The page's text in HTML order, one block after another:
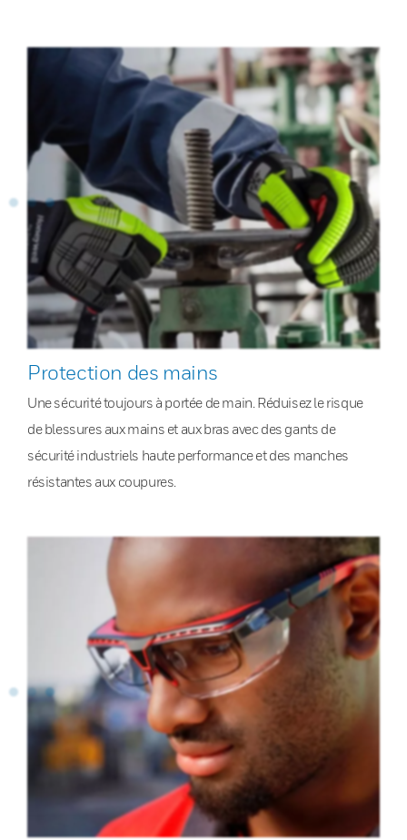
Protection des mains
Une sécurité toujours à portée de main. Réduisez le risque
de blessures aux mains et aux bras avec des gants de
sécurité industriels haute performance et des manches
résistantes aux coupures.